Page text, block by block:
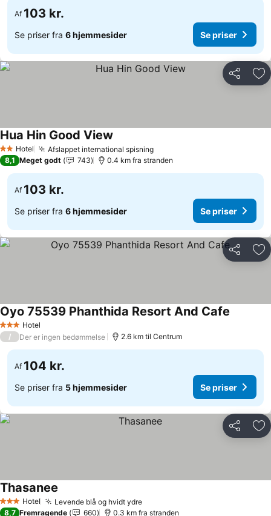
Af 103 kr.
Se priser fra 6 hjemmesider Se priser
Del
2 Stjerner
Hotel Afslappet international spisningSe priser
Hua Hin Good View
8,1 Meget godt 743 0.4 km fra stranden
Af 103 kr.
Se priser fra 6 hjemmesider Se priser
Del
3 StjernerHotel
Oyo 75539 Phanthida Resort And Cafe
/ Der er ingen bedømmelse 2.6 km til Centrum
Af 104 kr.
Se priser fra 5 hjemmesider Se priser
Del
3 StjernerHotel Levende blå og hvidt ydreSe priser
Thasanee
8,7 Fremragende 660 0.3 km fra stranden